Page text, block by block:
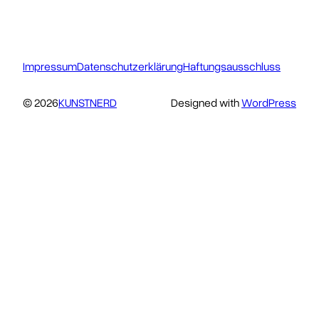
ImpressumDatenschutzerklärungHaftungsausschluss
© 2026KUNSTNERD Designed withWordPress